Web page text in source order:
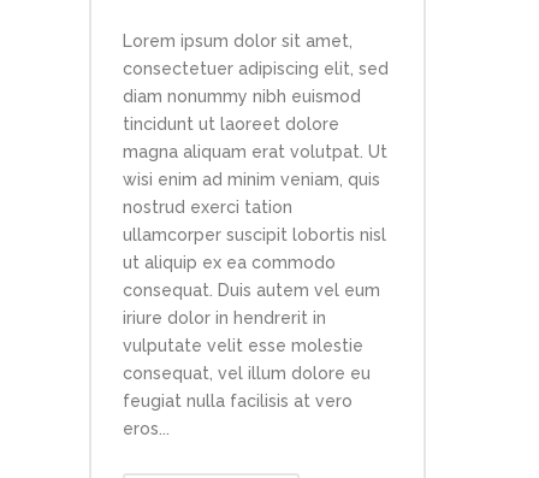
Lorem ipsum dolor sit amet,
consectetuer adipiscing elit, sed
diam nonummy nibh euismod
tincidunt ut laoreet dolore
magna aliquam erat volutpat. Ut
wisi enim ad minim veniam, quis
nostrud exerci tation
ullamcorper suscipit lobortis nisl
ut aliquip ex ea commodo
consequat. Duis autem vel eum
iriure dolor in hendrerit in
vulputate velit esse molestie
consequat, vel illum dolore eu
feugiat nulla facilisis at vero
eros...